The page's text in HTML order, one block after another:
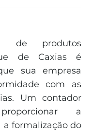
de produtos
de Caxias é
sua empresa
com as
Um contador
a
a formalização do